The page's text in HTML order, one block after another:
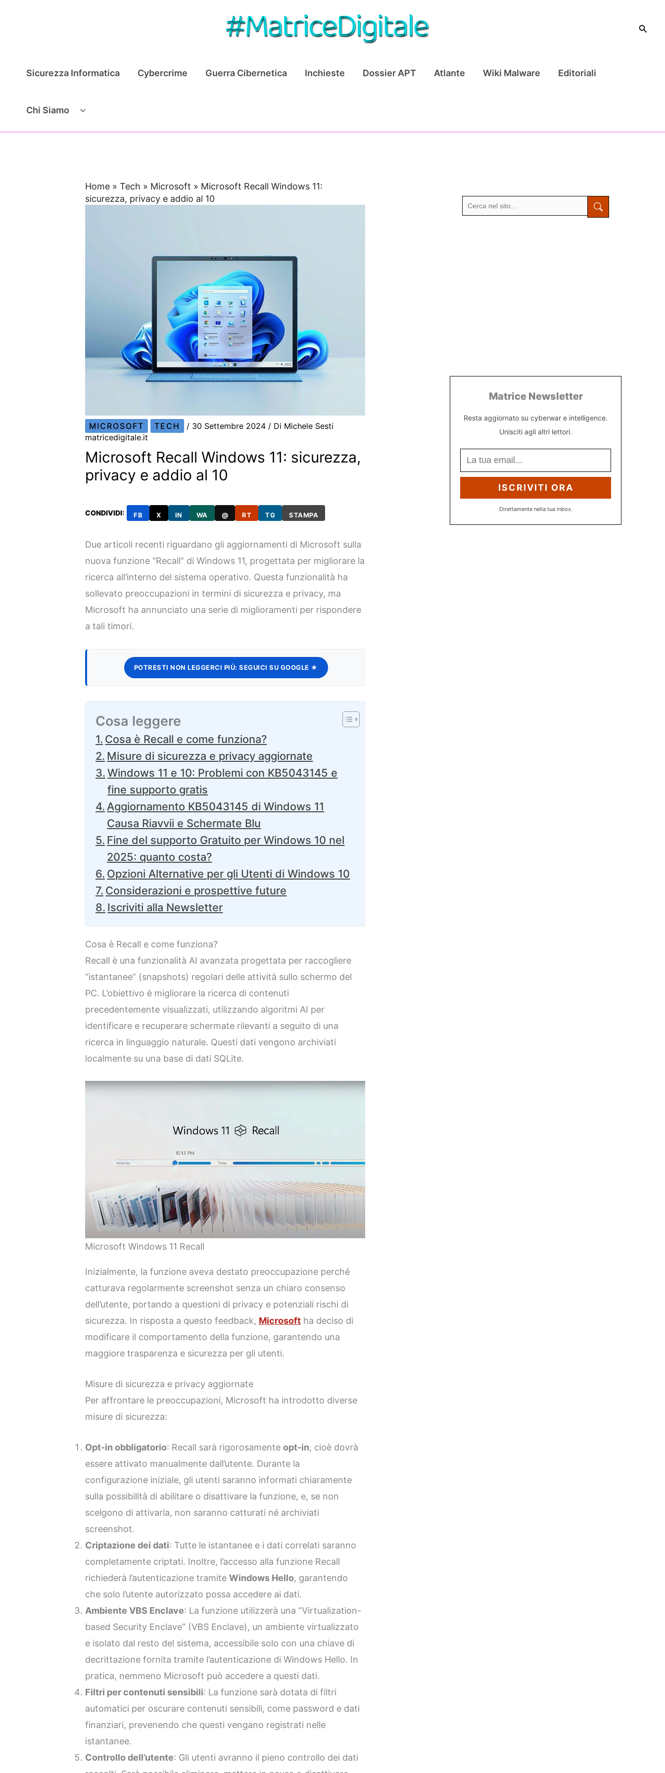
Cerca
Sicurezza Informatica Cybercrime Guerra Cibernetica Inchieste Dossier APT Atlante Wiki Malware Editoriali
Chi Siamo
Home »Tech » Microsoft » Microsoft Recall Windows 11:
sicurezza, privacy e addio al 10
MICROSOFT TECH / 30 Settembre 2024 / Di Michele Sesti
matricedigitale.it
Microsoft Recall Windows 11: sicurezza,
privacy e addio al 10
CONDIVIDI: FB X IN WA @ RT TG STAMPA
Due articoli recenti riguardano gli aggiornamenti di Microsoft sulla
nuova funzione “Recall” di Windows 11, progettata per migliorare la
ricerca all’interno del sistema operativo. Questa funzionalità ha
sollevato preoccupazioni in termini di sicurezza e privacy, ma
Microsoft ha annunciato una serie di miglioramenti per rispondere
a tali timori.
POTRESTI NON LEGGERCI PIÙ: SEGUICI SU GOOGLE ★
Cosa leggere
Cosa è Recall e come funziona?
Misure di sicurezza e privacy aggiornate
Windows 11 e 10: Problemi con KB5043145 e
fine supporto gratis
Aggiornamento KB5043145 di Windows 11
Causa Riavvii e Schermate Blu
Fine del supporto Gratuito per Windows 10 nel
2025: quanto costa?
Opzioni Alternative per gli Utenti di Windows 10
Considerazioni e prospettive future
Iscriviti alla Newsletter
Cosa è Recall e come funziona?
Recall è una funzionalità AI avanzata progettata per raccogliere
“istantanee” (snapshots) regolari delle attività sullo schermo del
PC. L’obiettivo è migliorare la ricerca di contenuti
precedentemente visualizzati, utilizzando algoritmi AI per
identificare e recuperare schermate rilevanti a seguito di una
ricerca in linguaggio naturale. Questi dati vengono archiviati
localmente su una base di dati SQLite.
Microsoft Windows 11 Recall
Inizialmente, la funzione aveva destato preoccupazione perché
catturava regolarmente screenshot senza un chiaro consenso
dell’utente, portando a questioni di privacy e potenziali rischi di
sicurezza. In risposta a questo feedback, Microsoft ha deciso di
modificare il comportamento della funzione, garantendo una
maggiore trasparenza e sicurezza per gli utenti.
Misure di sicurezza e privacy aggiornate
Per affrontare le preoccupazioni, Microsoft ha introdotto diverse
misure di sicurezza:
Opt-in obbligatorio: Recall sarà rigorosamenteopt-in, cioè dovrà
essere attivato manualmente dall’utente. Durante la
configurazione iniziale, gli utenti saranno informati chiaramente
sulla possibilità di abilitare o disattivare la funzione, e, se non
scelgono di attivarla, non saranno catturati né archiviati
screenshot.
Criptazione dei dati: Tutte le istantanee e i dati correlati saranno
completamente criptati. Inoltre, l’accesso alla funzione Recall
richiederà l’autenticazione tramiteWindows Hello, garantendo
che solo l’utente autorizzato possa accedere ai dati.
Ambiente VBS Enclave: La funzione utilizzerà una “Virtualization-
based Security Enclave” (VBS Enclave), un ambiente virtualizzato
e isolato dal resto del sistema, accessibile solo con una chiave di
decrittazione fornita tramite l’autenticazione di Windows Hello. In
pratica, nemmeno Microsoft può accedere a questi dati.
Filtri per contenuti sensibili: La funzione sarà dotata di filtri
automatici per oscurare contenuti sensibili, come password e dati
finanziari, prevenendo che questi vengano registrati nelle
istantanee.
Controllo dell’utente: Gli utenti avranno il pieno controllo dei dati
Matrice Newsletter
Resta aggiornato su cyberwar e intelligence.
Unisciti agli altri lettori.
ISCRIVITI ORA
Direttamente nella tua inbox.